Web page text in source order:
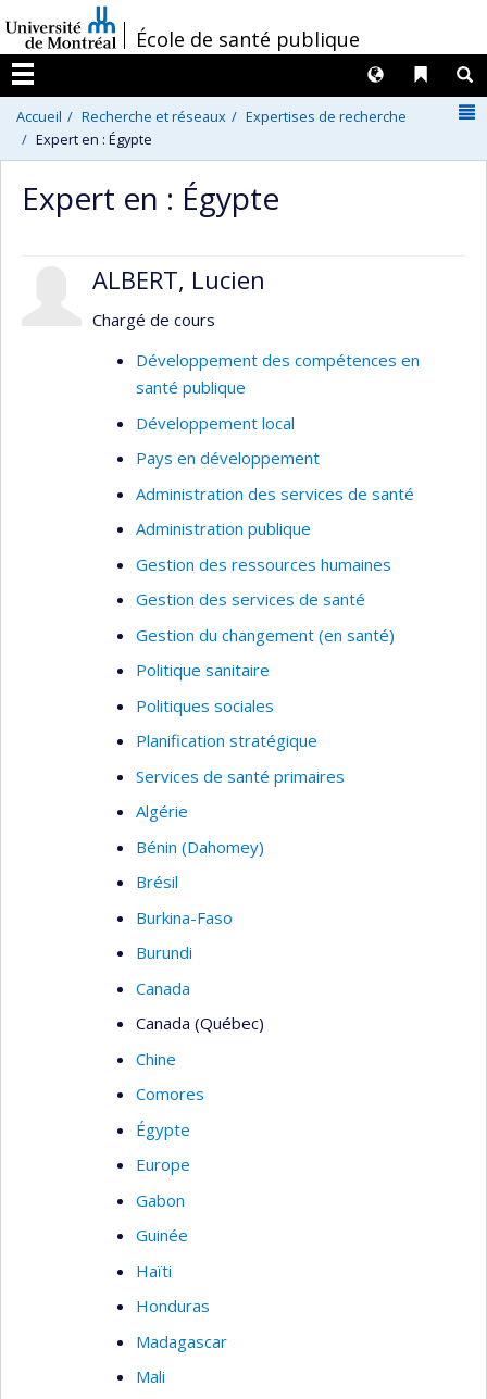
au
contenu
/École de santé publique
Menu
Liens
Langues
Accueil Recherche et réseaux
Expertises de recherche
Expert en : Égypte
Expert en : Égypte
ALBERT, Lucien
Chargé de cours
Développement des compétences en
santé publique
Développement local
Pays en développement
Administration des services de santé
Administration publique
Gestion des ressources humaines
Gestion des services de santé
Gestion du changement (en santé)
Politique sanitaire
Politiques sociales
Planification stratégique
Services de santé primaires
Algérie
Bénin (Dahomey)
Brésil
Burkina-Faso
Burundi
Canada
Canada (Québec)
Chine
Comores
Égypte
Europe
Gabon
Guinée
Haïti
Honduras
Madagascar
Mali